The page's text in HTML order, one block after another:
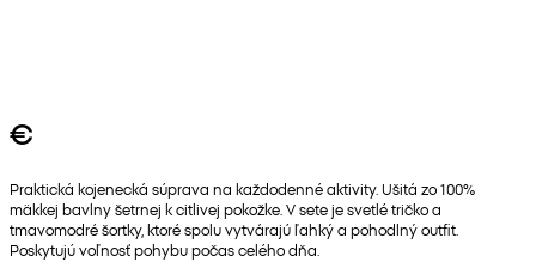
€
Praktická kojenecká súprava na každodenné aktivity. Ušitá zo 100%
mäkkej bavlny šetrnej k citlivej pokožke. V sete je svetlé tričko a
tmavomodré šortky, ktoré spolu vytvárajú ľahký a pohodlný outfit.
Poskytujú voľnosť pohybu počas celého dňa.